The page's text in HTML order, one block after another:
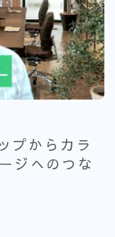
プからカラ
ジへのつな